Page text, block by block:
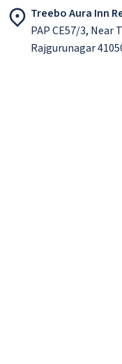
Treebo Aura Inn
PAP CE57/3, Near
Rajgurunagar